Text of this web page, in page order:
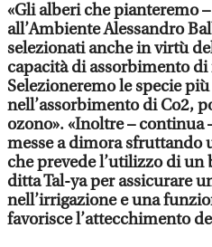
«Gli alberi che pianteremo –
all’Ambiente Alessandro
selezionati anche in virtù
capacità di assorbimento
Selezioneremo le specie
nell’assorbimento di Co2,
ozono». «Inoltre – continua
messe a dimora sfruttando
che prevede l’utilizzo di un
ditta Tal-ya per assicurare
nell’irrigazione e una
favorisce l’attecchimento